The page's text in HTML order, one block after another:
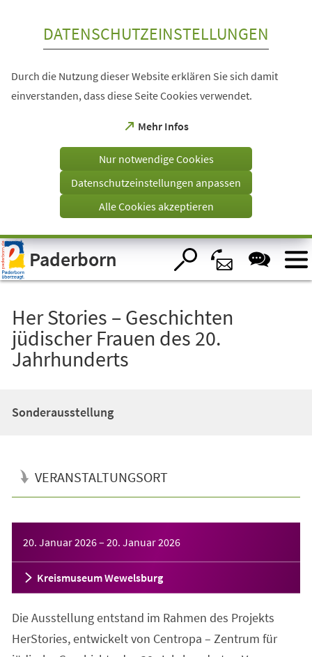
Visuelle
Assistenzsoftware
öffnen.
DATENSCHUTZEINSTELLUNGEN
Durch die Nutzung dieser Website erklären Sie sich damit
einverstanden, dass diese Seite Cookies verwendet.
Mehr Infos
(Öffnet
einem
Tab)
Nur notwendige Cookies
Datenschutzeinstellungen anpassen
Alle Cookies akzeptieren
Paderborn
Her Stories – Geschichten
jüdischer Frauen des 20.
Jahrhunderts
Sonderausstellung
VERANSTALTUNGSORT
20. Januar 2026– 20. Januar 2026
Kreismuseum Wewelsburg
Die Ausstellung entstand im Rahmen des Projekts
HerStories, entwickelt von Centropa – Zentrum für